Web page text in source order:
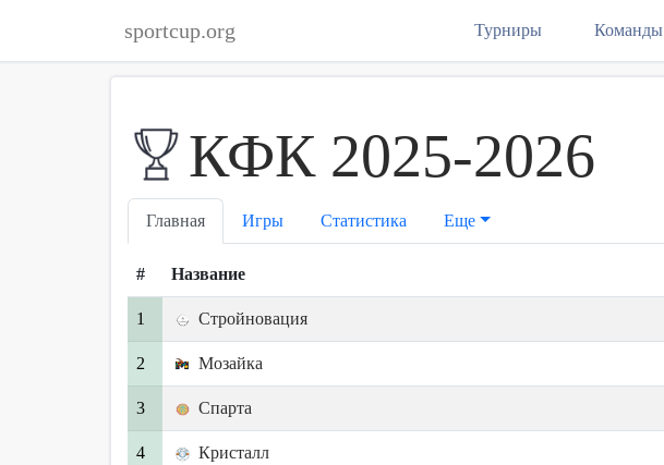
sportcup.org Турниры Команды
КФК 2025-2026
Главная Игры Статистика Еще
# Название
1 Стройновация
2 Мозайка
3 Спарта
4 Кристалл